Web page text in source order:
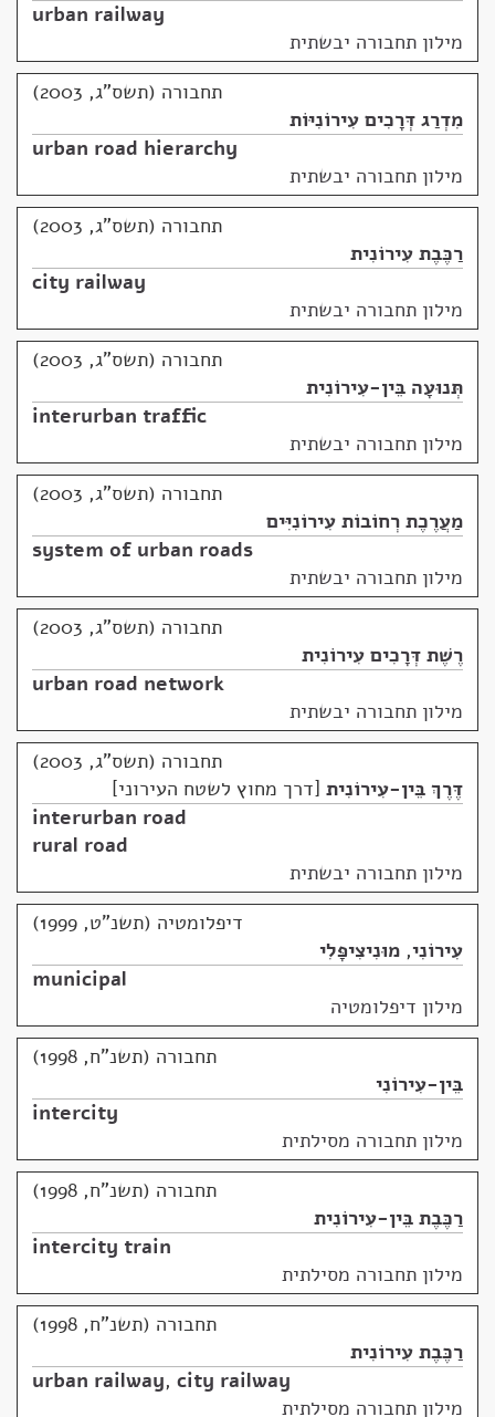
urban railway
מילון תחבורה יבשתית
תחבורה (תשס"ג, 2003)
מִדְרַג דְּרָכִים עִירוֹנִיּוֹת
urban road hierarchy
מילון תחבורה יבשתית
תחבורה (תשס"ג, 2003)
רַכֶּבֶת עִירוֹנִית
city railway
מילון תחבורה יבשתית
תחבורה (תשס"ג, 2003)
תְּנוּעָה בֵּין-עִירוֹנִית
interurban traffic
מילון תחבורה יבשתית
תחבורה (תשס"ג, 2003)
מַעֲרֶכֶת רְחוֹבוֹת עִירוֹנִיִּים
system of urban roads
מילון תחבורה יבשתית
תחבורה (תשס"ג, 2003)
רֶשֶׁת דְּרָכִים עִירוֹנִית
urban road network
מילון תחבורה יבשתית
תחבורה (תשס"ג, 2003)
דֶּרֶךְ בֵּין-עִירוֹנִית דרך מחוץ לשטח העירוני
interurban road
rural road
מילון תחבורה יבשתית
דיפלומטיה (תשנ"ט, 1999)
עִירוֹנִי, מוּנִיצִיפָּלִי
municipal
מילון דיפלומטיה
תחבורה (תשנ"ח, 1998)
בֵּין-עִירוֹנִי
intercity
מילון תחבורה מסילתית
תחבורה (תשנ"ח, 1998)
רַכֶּבֶת בֵּין-עִירוֹנִית
intercity train
מילון תחבורה מסילתית
תחבורה (תשנ"ח, 1998)
רַכֶּבֶת עִירוֹנִית
urban railway, city railway
מילון תחבורה מסילתית